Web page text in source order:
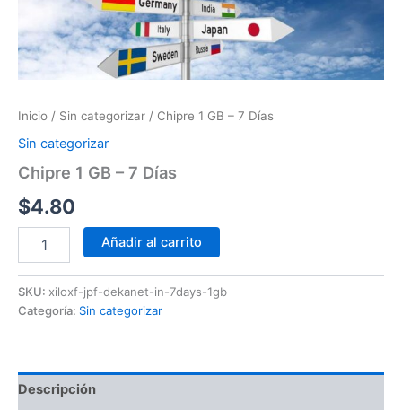
Inicio / Sin categorizar / Chipre 1 GB – 7 Días
Sin categorizar
Chipre 1 GB – 7 Días
$4.80
Añadir al carrito
SKU: xiloxf-jpf-dekanet-in-7days-1gb
Categoría: Sin categorizar
Descripción